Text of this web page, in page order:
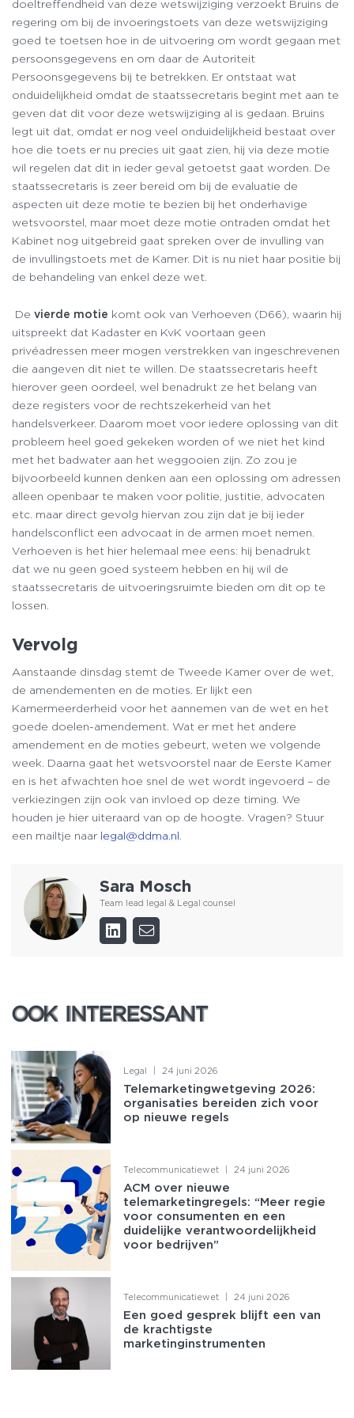
doeltreffendheid van deze wetswijziging verzoekt Bruins de
regering om bij de invoeringstoets van deze wetswijziging
goed te toetsen hoe in de uitvoering om wordt gegaan met
persoonsgegevens en om daar de Autoriteit
Persoonsgegevens bij te betrekken. Er ontstaat wat
onduidelijkheid omdat de staatssecretaris begint met aan te
geven dat dit voor deze wetswijziging al is gedaan. Bruins
legt uit dat, omdat er nog veel onduidelijkheid bestaat over
hoe die toets er nu precies uit gaat zien, hij via deze motie
wil regelen dat dit in ieder geval getoetst gaat worden. De
staatssecretaris is zeer bereid om bij de evaluatie de
aspecten uit deze motie te bezien bij het onderhavige
wetsvoorstel, maar moet deze motie ontraden omdat het
Kabinet nog uitgebreid gaat spreken over de invulling van
de invullingstoets met de Kamer. Dit is nu niet haar positie bij
de behandeling van enkel deze wet.
De vierde motie komt ook van Verhoeven (D66), waarin hij
uitspreekt dat Kadaster en KvK voortaan geen
privéadressen meer mogen verstrekken van ingeschrevenen
die aangeven dit niet te willen. De staatssecretaris heeft
hierover geen oordeel, wel benadrukt ze het belang van
deze registers voor de rechtszekerheid van het
handelsverkeer. Daarom moet voor iedere oplossing van dit
probleem heel goed gekeken worden of we niet het kind
met het badwater aan het weggooien zijn. Zo zou je
bijvoorbeeld kunnen denken aan een oplossing om adressen
alleen openbaar te maken voor politie, justitie, advocaten
etc. maar direct gevolg hiervan zou zijn dat je bij ieder
handelsconflict een advocaat in de armen moet nemen.
Verhoeven is het hier helemaal mee eens: hij benadrukt
dat we nu geen goed systeem hebben en hij wil de
staatssecretaris de uitvoeringsruimte bieden om dit op te
lossen.
Vervolg
Aanstaande dinsdag stemt de Tweede Kamer over de wet,
de amendementen en de moties. Er lijkt een
Kamermeerderheid voor het aannemen van de wet en het
goede doelen-amendement. Wat er met het andere
amendement en de moties gebeurt, weten we volgende
week. Daarna gaat het wetsvoorstel naar de Eerste Kamer
en is het afwachten hoe snel de wet wordt ingevoerd – de
verkiezingen zijn ook van invloed op deze timing. We
houden je hier uiteraard van op de hoogte. Vragen? Stuur
een mailtje naar legal@ddma.nl
Sara Mosch
Team lead legal & Legal counsel
OOK INTERESSANT
OOK INTERESSANT
Legal 24 juni 2026
Telemarketingwetgeving 2026:
organisaties bereiden zich voor
op nieuwe regels
Telecommunicatiewet 24 juni 2026
ACM over nieuwe
telemarketingregels: “Meer regie
voor consumenten en een
duidelijke verantwoordelijkheid
voor bedrijven”
Telecommunicatiewet 24 juni 2026
Een goed gesprek blijft een van
de krachtigste
marketinginstrumenten